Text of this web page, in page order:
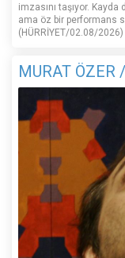
imzasını taşıyor.
ama öz bir performans
(HÜRRİYET/02.08/2026)
MURAT ÖZER